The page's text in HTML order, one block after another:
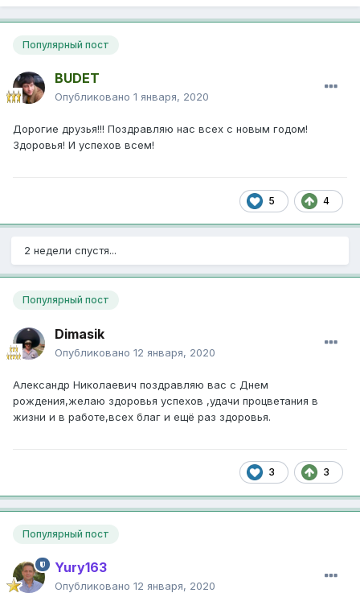
Популярный пост
BUDET
Опубликовано 1 января, 2020
Дорогие друзья!!! Поздравляю нас всех с новым годом!
Здоровья! И успехов всем!
5 4
2 недели спустя...
Популярный пост
Dimasik
Опубликовано 12 января, 2020
Александр Николаевич поздравляю вас с Днем
рождения,желаю здоровья успехов ,удачи процветания в
жизни и в работе,всех благ и ещё раз здоровья.
3 3
Популярный пост
Yury163
Опубликовано 12 января, 2020